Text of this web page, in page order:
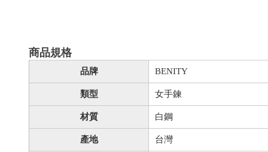
商品規格
品牌 BENITY
類型 女手鍊
材質 白鋼
產地 台灣